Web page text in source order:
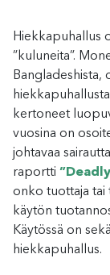
Hiekkapuhallus
”kuluneita”.
Bangladeshista,
kertoneet
vuosina on
johtavaa
raportti
onko tuottaja tai
käytön
Käytössä on
hiekkapuhallus.